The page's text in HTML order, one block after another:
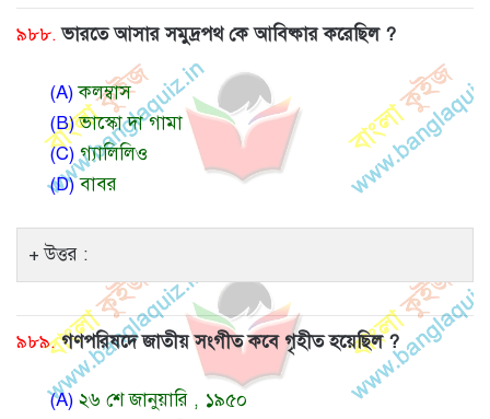
৯৮৮. ভারতে আসার সমুদ্রপথ কে আবিষ্কার করেছিল ?
(A)কলম্বাস
(B)ভাস্কো দা গামা
(C)গ্যালিলিও
(D)বাবর
উত্তর :
৯৮৯. গণপরিষদে জাতীয় সংগীত কবে গৃহীত হয়েছিল ?
(A) ২৬ শে জানুয়ারি , ১৯৫০